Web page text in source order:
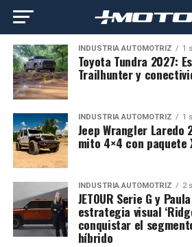
INDUSTRIA AUTOMOTRIZ 1
Toyota Tundra 2027:
Trailhunter y
INDUSTRIA AUTOMOTRIZ 1
Jeep Wrangler Laredo
mito 4×4 con paquete
INDUSTRIA AUTOMOTRIZ 2
JETOUR Serie G y
estrategia visual
conquistar el
híbrido